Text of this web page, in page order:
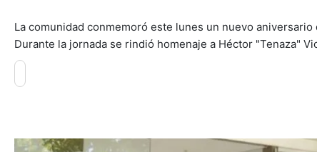
La comunidad conmemoró este lunes un nuevo
Durante la jornada se rindió homenaje a Héctor "Tenaza"